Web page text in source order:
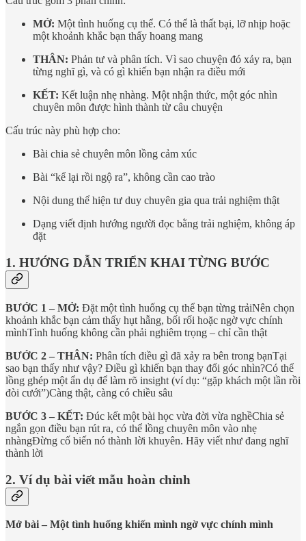
MỞ: Một tình huống cụ thể. Có thể là thất bại, lỡ nhịp hoặc
một khoảnh khắc bạn thấy hoang mang
THÂN: Phản tư và phân tích. Vì sao chuyện đó xảy ra, bạn
từng nghĩ gì, và có gì khiến bạn nhận ra điều mới
KẾT: Kết luận nhẹ nhàng. Một nhận thức, một góc nhìn
chuyên môn được hình thành từ câu chuyện
Cấu trúc này phù hợp cho:
Bài chia sẻ chuyên môn lồng cảm xúc
Bài “kể lại rồi ngộ ra”, không cần cao trào
Nội dung thể hiện tư duy chuyên gia qua trải nghiệm thật
Dạng viết định hướng người đọc bằng trải nghiệm, không áp
đặt
1. HƯỚNG DẪN TRIỂN KHAI TỪNG BƯỚC
BƯỚC 1 – MỞ: Đặt một tình huống cụ thể bạn từng trảiNên chọn
khoảnh khắc bạn cảm thấy hụt hẫng, bối rối hoặc ngờ vực chính
mìnhTình huống không cần phải nghiêm trọng – chỉ cần thật
BƯỚC 2 – THÂN: Phân tích điều gì đã xảy ra bên trong bạnTại
sao bạn thấy như vậy? Điều gì khiến bạn thay đổi góc nhìn?Có thể
lồng ghép một ẩn dụ để làm rõ insight (ví dụ: “gặp khách một lần rồi
đòi cưới”)Càng thật, càng có chiều sâu
BƯỚC 3 – KẾT: Đúc kết một bài học vừa đời vừa nghềChia sẻ
ngắn gọn điều bạn rút ra, có thể lồng chuyên môn vào nhẹ
nhàngĐừng cố biến nó thành lời khuyên. Hãy viết như đang nghĩ
thành lời
2. Ví dụ bài viết mẫu hoàn chỉnh
Mở bài – Một tình huống khiến mình ngờ vực chính mình